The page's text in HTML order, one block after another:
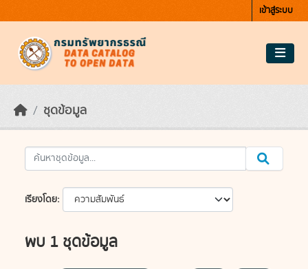
เข้าสู่ระบบ
ชุดข้อมูล
เรียงโดย
พบ 1 ชุดข้อมูล